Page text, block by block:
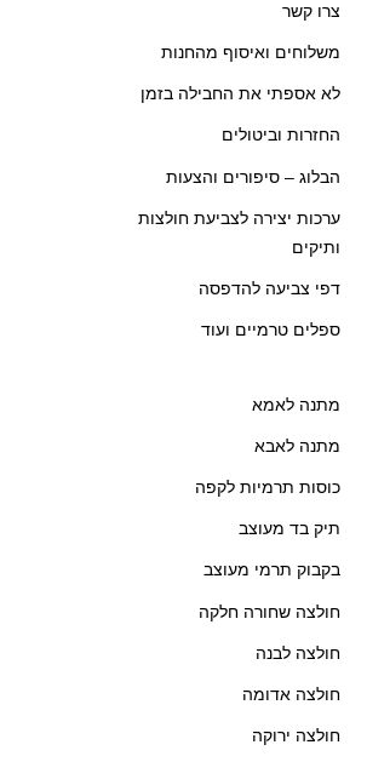
צרו קשר
משלוחים ואיסוף מהחנות
לא אספתי את החבילה בזמן
החזרות וביטולים
הבלוג – סיפורים והצעות
ערכות יצירה לצביעת חולצות
ותיקים
דפי צביעה להדפסה
ספלים טרמיים ועוד
מתנה לאמא
מתנה לאבא
כוסות תרמיות לקפה
תיק בד מעוצב
בקבוק תרמי מעוצב
חולצה שחורה חלקה
חולצה לבנה
חולצה אדומה
חולצה ירוקה